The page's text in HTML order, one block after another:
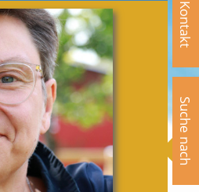
Kontakt
Suche nach